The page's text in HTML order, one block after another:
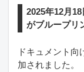
2025年12月
がブループリ
ドキュメント
加されました。